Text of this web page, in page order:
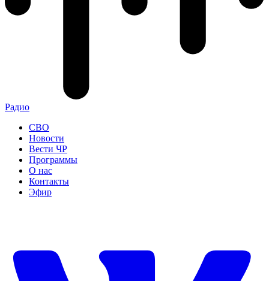
Радио
СВО
Новости
Вести ЧР
Программы
О нас
Контакты
Эфир